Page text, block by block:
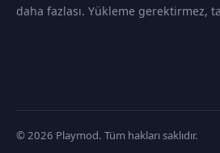
daha fazlası. Yükleme gerektirmez,
© 2026 Playmod. Tüm hakları saklıdır.